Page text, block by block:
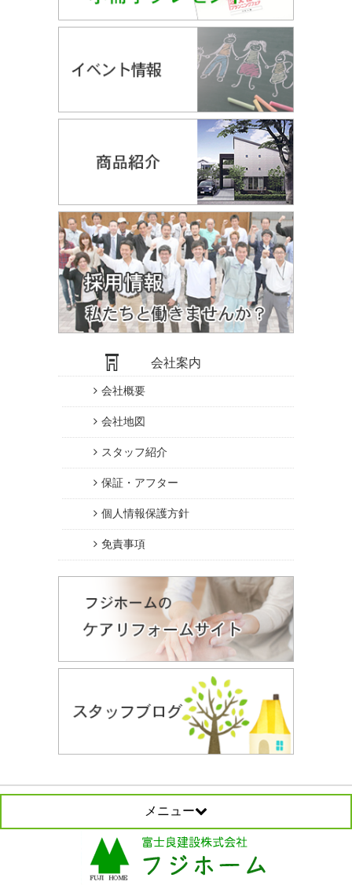
会社案内
会社概要
会社地図
スタッフ紹介
保証・アフター
個人情報保護方針
免責事項
メニュー